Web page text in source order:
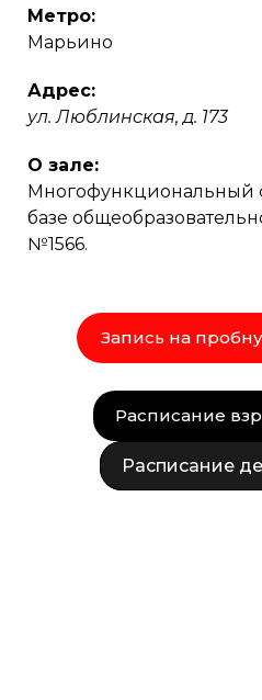
Метро:
Марьино
Адрес:
ул. Люблинская, д. 173
О зале:
Многофункциональный
базе
№1566.
Запись на
Расписание
Расписание